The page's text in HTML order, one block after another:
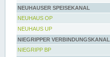
NEUHAUSER SPEISEKANAL
NEUHAUS OP
NEUHAUS UP
NIEGRIPPER VERBINDUNGSKANAL
NIEGRIPP BP